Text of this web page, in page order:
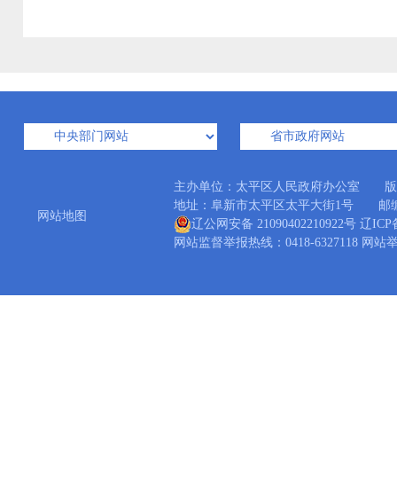
网站地图
主办单位：太平区人民政府办公室 版
地址：阜新市太平区太平大街1号 邮
辽公网安备 21090402210922号 辽ICP
网站监督举报热线：0418-6327118 网站